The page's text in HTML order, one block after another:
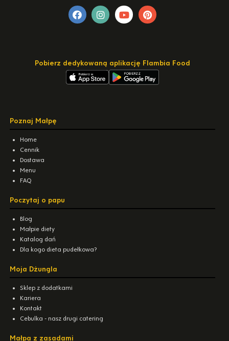
Pobierz dedykowaną aplikację Flambia Food
Poznaj Małpę
Home
Cennik
Dostawa
Menu
FAQ
Poczytaj o papu
Blog
Małpie diety
Katalog dań
Dla kogo dieta pudełkowa?
Moja Dżungla
Sklep z dodatkami
Kariera
Kontakt
Cebulka - nasz drugi catering
Małpa z zasadami